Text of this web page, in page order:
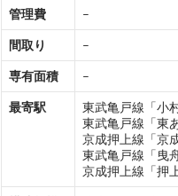
管理費 –
間取り –
専有面積 –
最寄駅
東武亀戸線「小
東武亀戸線「東
京成押上線「京
東武亀戸線「曳
京成押上線「押